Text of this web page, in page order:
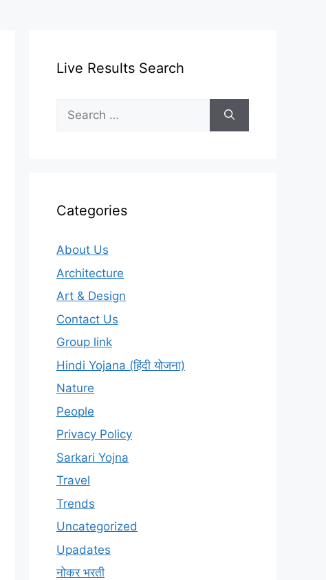
Live Results Search
Search
for:
Categories
About Us
Architecture
Art & Design
Contact Us
Group link
Hindi Yojana (हिंदी योजना)
Nature
People
Privacy Policy
Sarkari Yojna
Travel
Trends
Uncategorized
Upadates
नोकर भरती